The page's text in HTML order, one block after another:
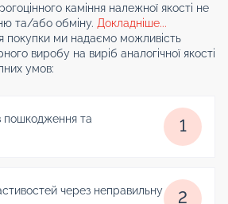
каміння належної якості не
та/або обміну. Докладніше...
покупки ми надаємо можливість
виробу на виріб аналогічної якості
умов:
пошкодження та
1
через неправильну
2